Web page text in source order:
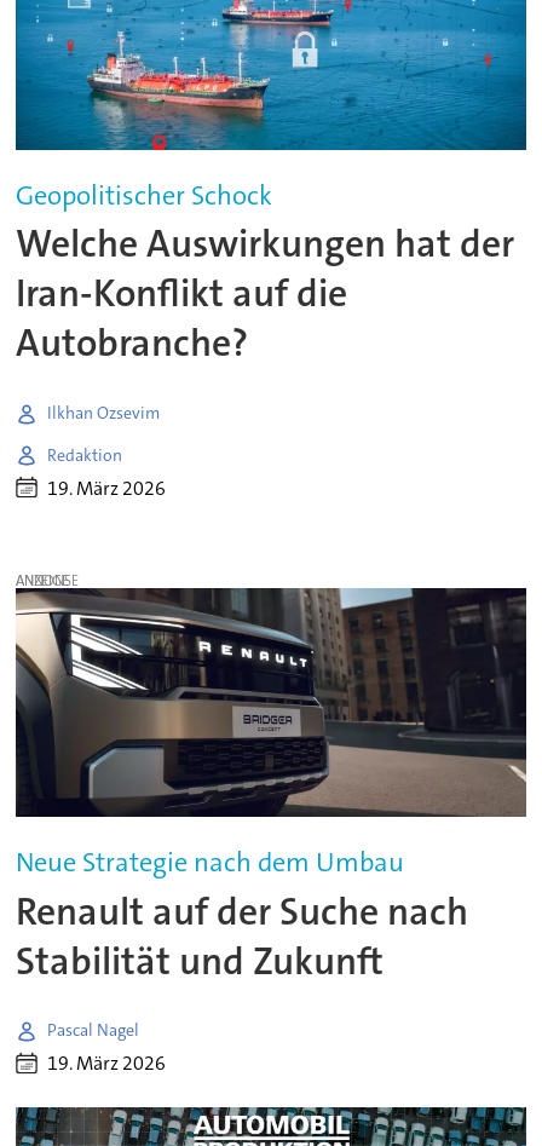
Geopolitischer Schock
Welche Auswirkungen hat der
Iran-Konflikt auf die
Autobranche?
Ilkhan Ozsevim
Redaktion
19. März 2026
ANZEIGE
Neue Strategie nach dem Umbau
Renault auf der Suche nach
Stabilität und Zukunft
Pascal Nagel
19. März 2026